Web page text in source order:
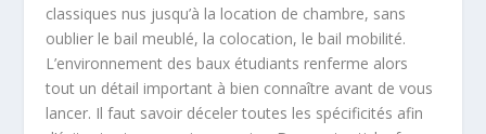
classiques nus jusqu’à la location de chambre, sans
oublier le bail meublé, la colocation, le bail mobilité.
L’environnement des baux étudiants renferme alors
tout un détail important à bien connaître avant de vous
lancer. Il faut savoir déceler toutes les spécificités afin